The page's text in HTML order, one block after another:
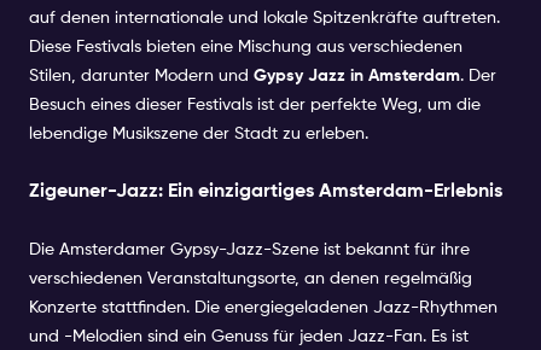
auf denen internationale und lokale Spitzenkräfte auftreten.
Diese Festivals bieten eine Mischung aus verschiedenen
Stilen, darunter Modern und Gypsy Jazz in Amsterdam. Der
Besuch eines dieser Festivals ist der perfekte Weg, um die
lebendige Musikszene der Stadt zu erleben.
Zigeuner-Jazz: Ein einzigartiges Amsterdam-Erlebnis
Die Amsterdamer Gypsy-Jazz-Szene ist bekannt für ihre
verschiedenen Veranstaltungsorte, an denen regelmäßig
Konzerte stattfinden. Die energiegeladenen Jazz-Rhythmen
und -Melodien sind ein Genuss für jeden Jazz-Fan. Es ist